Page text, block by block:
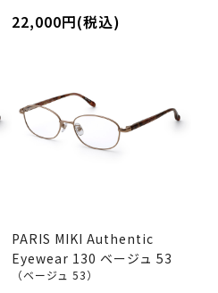
22,000円(税込)
PARIS MIKI Authentic
Eyewear 130 ベージュ 53
（ベージュ 53）